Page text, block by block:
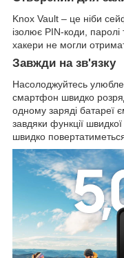
Knox Vault – це ніби
ізолює PIN-коди,
хакери не могли
Завжди на зв'язку
Насолоджуйтесь
смартфон швидко
одному заряді батареї
завдяки функції
швидко